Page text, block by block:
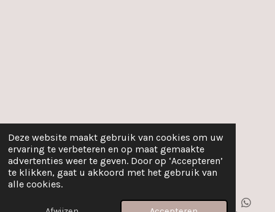
Deze website maakt gebruik van cookies om uw
ervaring te verbeteren en op maat gemaakte
advertenties weer te geven. Door op ‘Accepteren’
te klikken, gaat u akkoord met het gebruik van
alle cookies.